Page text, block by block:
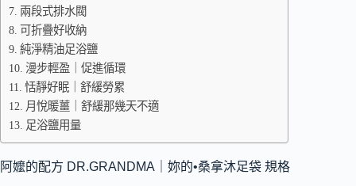
兩段式排水閥
可折疊好收納
純淨精油足浴鹽
漫步輕盈｜促進循環
恬靜好眠｜舒緩勞累
月悅暖薑｜舒緩那幾天不適
足浴鹽用量
阿嬤的配方 DR.GRANDMA｜妳的•桑拿沐足袋 規格